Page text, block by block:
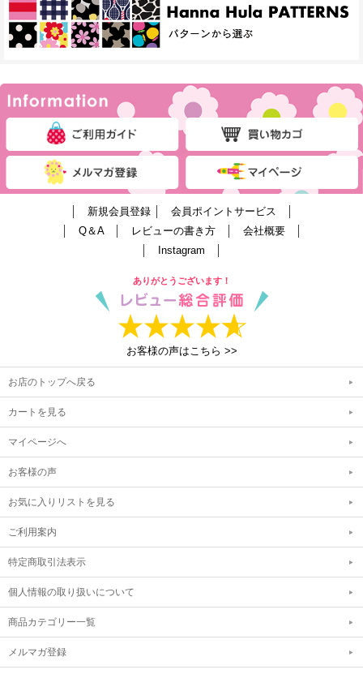
新規会員登録│ 会員ポイントサービス
Q＆A│ レビューの書き方│ 会社概要│
Instagram
ありがとうございます！
お客様の声はこちら >>
お店のトップへ戻る
カートを見る
マイページへ
お客様の声
お気に入りリストを見る
ご利用案内
特定商取引法表示
個人情報の取り扱いについて
商品カテゴリー一覧
メルマガ登録